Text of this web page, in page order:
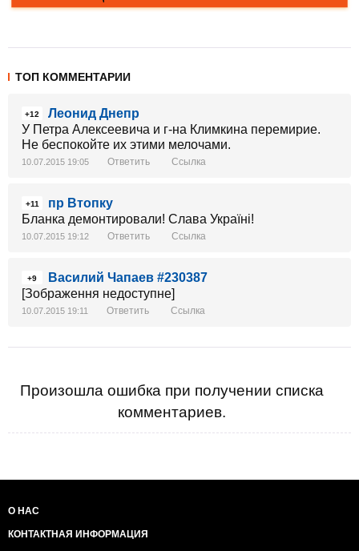
ТОП КОММЕНТАРИИ
+12
Леонид Днепр
У Петра Алексеевича и г-на Климкина перемирие.
Не беспокойте их этими мелочами.
10.07.2015 19:05 Ответить Ссылка
+11
пр Втопку
Бланка демонтировали! Слава Україні!
10.07.2015 19:12 Ответить Ссылка
+9
Василий Чапаев #230387
[Зображення недоступне]
10.07.2015 19:11 Ответить Ссылка
Произошла ошибка при получении списка
комментариев.
О НАС
КОНТАКТНАЯ ИНФОРМАЦИЯ